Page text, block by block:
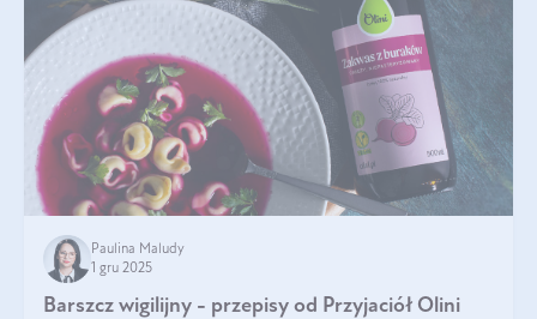
Paulina Maludy
1 gru 2025
Barszcz wigilijny - przepisy od Przyjaciół Olini